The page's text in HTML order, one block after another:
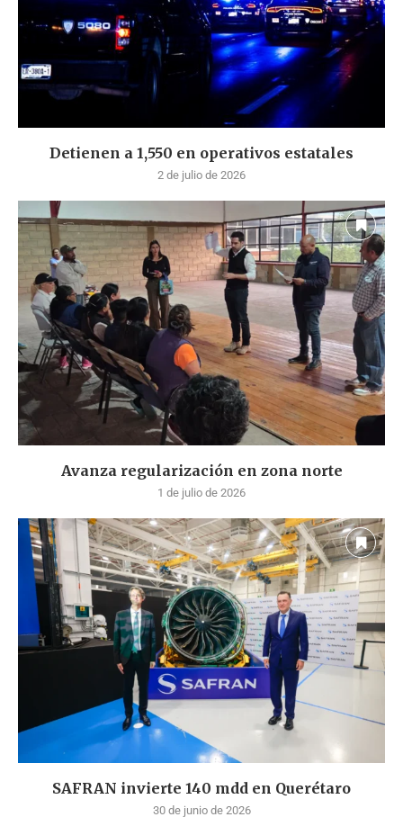
Detienen a 1,550 en operativos estatales
2 de julio de 2026
Avanza regularización en zona norte
1 de julio de 2026
SAFRAN invierte 140 mdd en Querétaro
30 de junio de 2026